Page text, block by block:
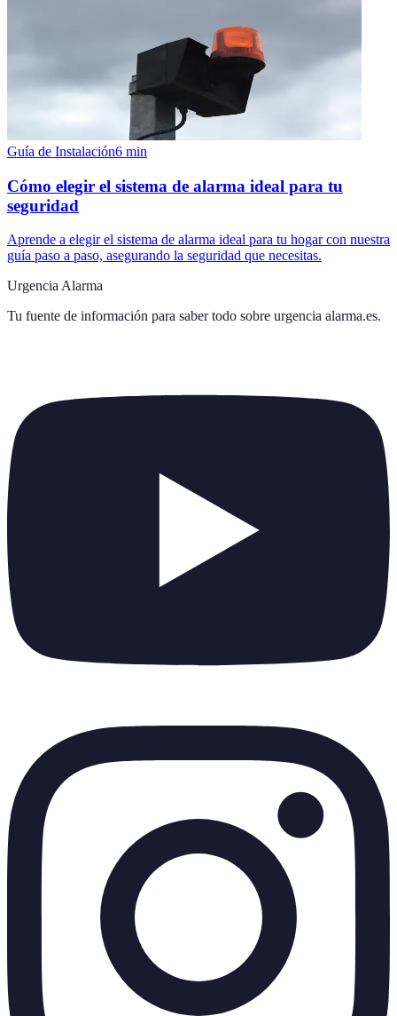
Guía de Instalación6 min
Cómo elegir el sistema de alarma ideal para tu
seguridad
Aprende a elegir el sistema de alarma ideal para tu hogar con nuestra
guía paso a paso, asegurando la seguridad que necesitas.
Urgencia Alarma
Tu fuente de información para saber todo sobre urgencia alarma.es.